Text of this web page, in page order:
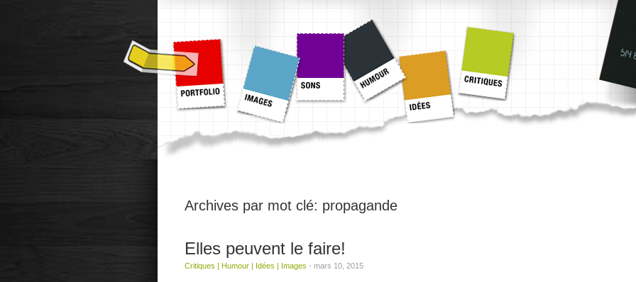
Archives par mot clé: propagande
Elles peuvent le faire!
Critiques Humour Idées Images - mars 10, 2015